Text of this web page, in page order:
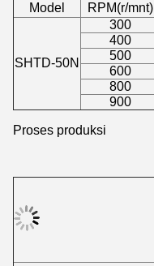
Model
RPM(r/mnt)
SHTD-50N
300
400
500
600
800
900
Proses produksi